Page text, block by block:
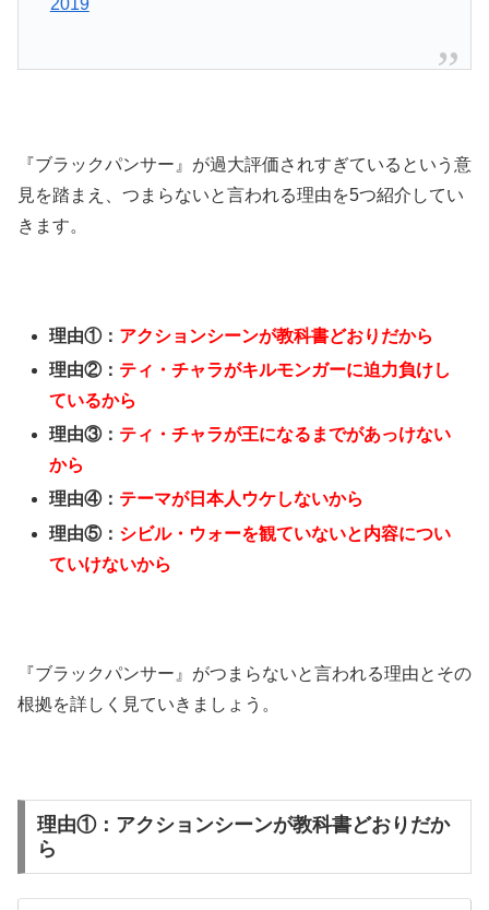
2019
『ブラックパンサー』が過大評価されすぎているという意
見を踏まえ、つまらないと言われる理由を5つ紹介してい
きます。
理由①： アクションシーンが教科書どおりだから
理由②： ティ・チャラがキルモンガーに迫力負けし
ているから
理由③： ティ・チャラが王になるまでがあっけない
から
理由④： テーマが日本人ウケしないから
理由⑤： シビル・ウォーを観ていないと内容につい
ていけないから
『ブラックパンサー』がつまらないと言われる理由とその
根拠を詳しく見ていきましょう。
理由①：アクションシーンが教科書どおりだか
ら